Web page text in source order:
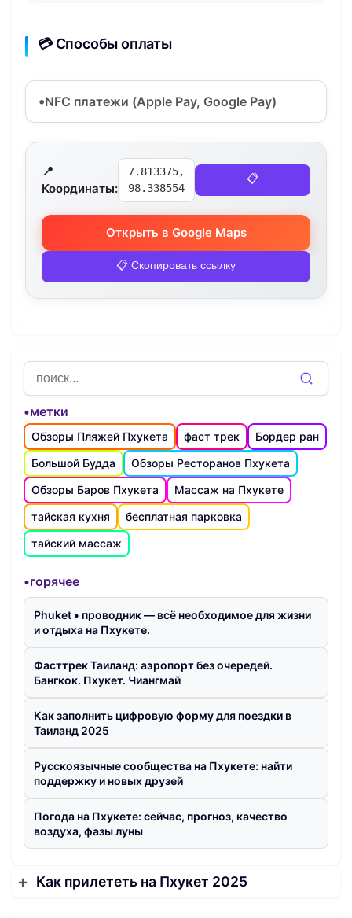
💳 Способы оплаты
NFC платежи (Apple Pay, Google Pay)
📍
Координаты:
7.813375,
98.338554
📋
Открыть в Google Maps
📋 Скопировать ссылку
•метки
Обзоры Пляжей Пхукета фаст трек
Бордер ран
Большой Будда
Обзоры Ресторанов Пхукета
Обзоры Баров Пхукета
Массаж на Пхукете
тайская кухня
бесплатная парковка
тайский массаж
•горячее
Phuket • проводник — всё необходимое для жизни
и отдыха на Пхукете.
Фасттрек Таиланд: аэропорт без очередей.
Бангкок. Пхукет. Чиангмай
Как заполнить цифровую форму для поездки в
Таиланд 2025
Русскоязычные сообщества на Пхукете: найти
поддержку и новых друзей
Погода на Пхукете: сейчас, прогноз, качество
воздуха, фазы луны
Как прилететь на Пхукет 2025